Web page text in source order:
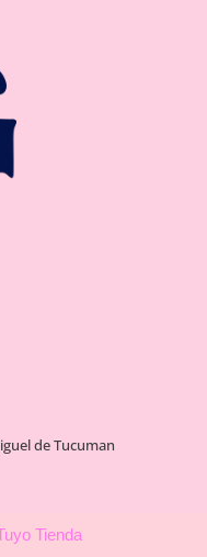
de Tucuman
Tienda